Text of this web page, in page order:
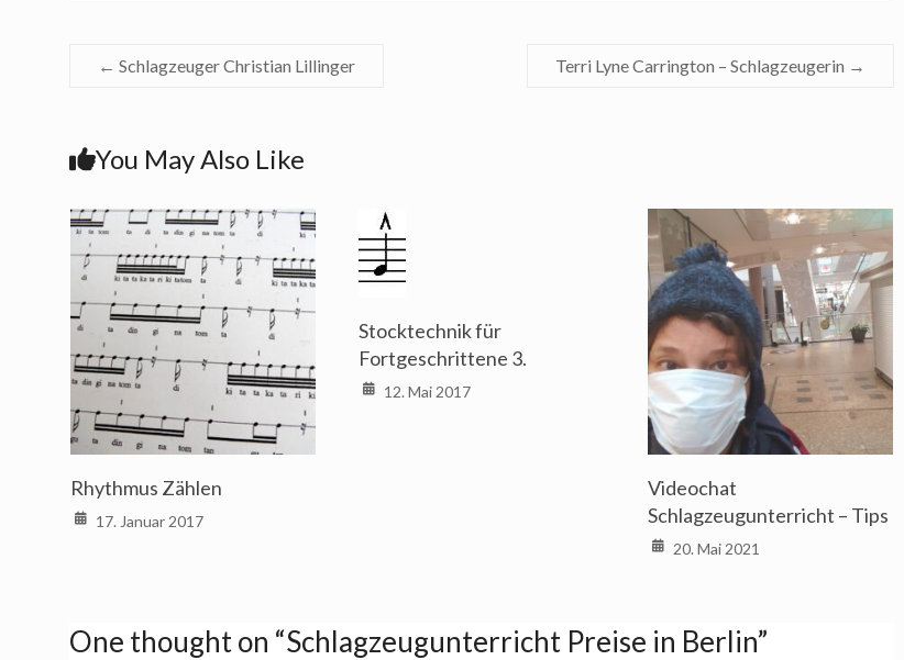
← Schlagzeuger Christian Lillinger Terri Lyne Carrington – Schlagzeugerin →
You May Also Like
Rhythmus Zählen
17. Januar 2017
Stocktechnik für
Fortgeschrittene 3.
12. Mai 2017
Videochat
Schlagzeugunterricht – Tips
20. Mai 2021
One thought on “Schlagzeugunterricht Preise in Berlin”